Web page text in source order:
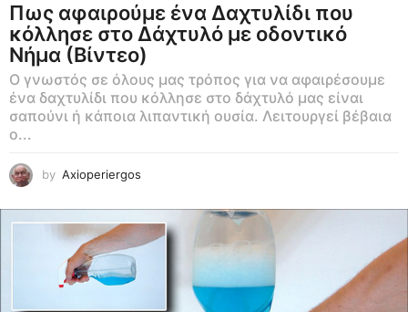
Πως αφαιρούμε ένα Δαχτυλίδι που
κόλλησε στο Δάχτυλό με οδοντικό
Νήμα (Βίντεο)
Ο γνωστός σε όλους μας τρόπος για να αφαιρέσουμε
ένα δαχτυλίδι που κόλλησε στο δάχτυλό μας είναι
σαπούνι ή κάποια λιπαντική ουσία. Λειτουργεί βέβαια
ο...
by Axioperiergos